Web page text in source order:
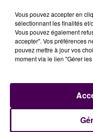
ASSEZ
À LA PLUS
SUR FOND DE
Vous pouvez accepter en
sélectionnant les finalités
Vous pouvez également
accepter". Vos préférences
pouvez mettre à jour vos
moment via le lien "Gérer